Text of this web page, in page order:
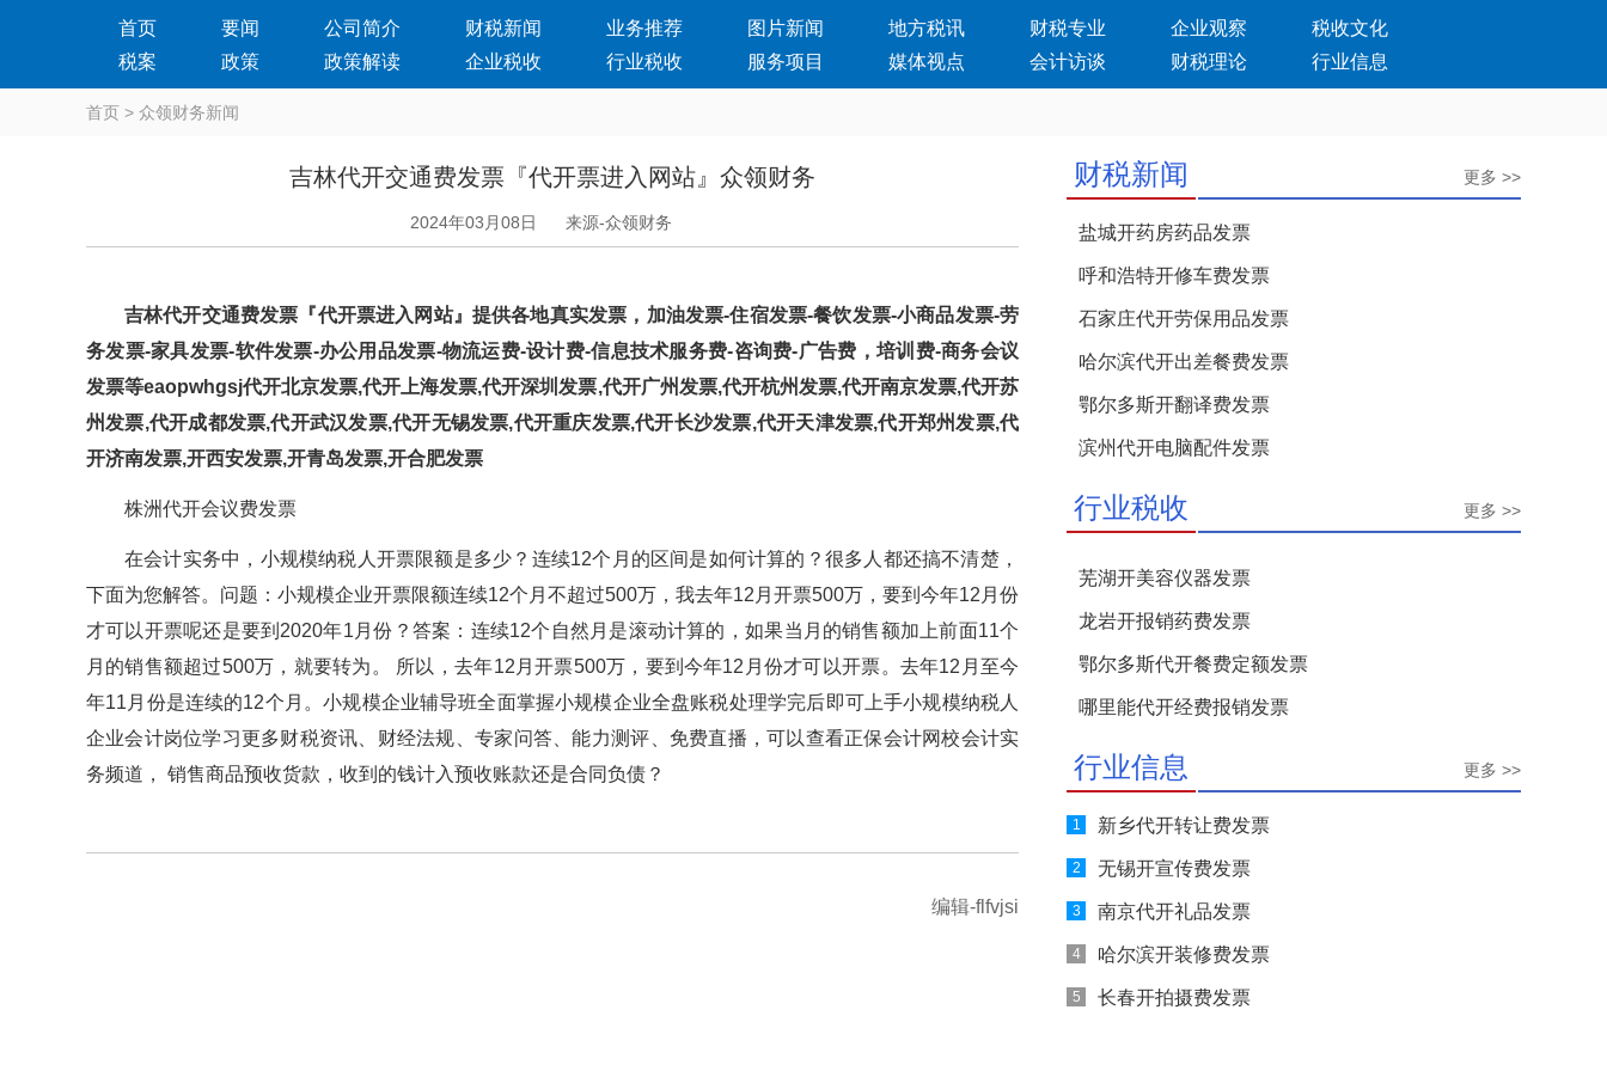
首页 要闻 公司简介 财税新闻 业务推荐 图片新闻 地方税讯 财税专业 企业观察
税收文化
税案
政策 政策解读 企业税收 行业税收 服务项目 媒体视点 会计访谈 财税理论 行业信息
首页 > 众领财务新闻
吉林代开交通费发票『代开票进入网站』众领财务
2024年03月08日 来源-众领财务
吉林代开交通费发票『代开票进入网站』提供各地真实发票，加油发票-住宿发票-餐饮发票-小商品发票-劳
务发票-家具发票-软件发票-办公用品发票-物流运费-设计费-信息技术服务费-咨询费-广告费，培训费-商务会议
发票等eaopwhgsj代开北京发票,代开上海发票,代开深圳发票,代开广州发票,代开杭州发票,代开南京发票,代开苏
州发票,代开成都发票,代开武汉发票,代开无锡发票,代开重庆发票,代开长沙发票,代开天津发票,代开郑州发票,代
开济南发票,开西安发票,开青岛发票,开合肥发票
株洲代开会议费发票
在会计实务中，小规模纳税人开票限额是多少？连续12个月的区间是如何计算的？很多人都还搞不清楚，
下面为您解答。问题：小规模企业开票限额连续12个月不超过500万，我去年12月开票500万，要到今年12月份
才可以开票呢还是要到2020年1月份？答案：连续12个自然月是滚动计算的，如果当月的销售额加上前面11个
月的销售额超过500万，就要转为。 所以，去年12月开票500万，要到今年12月份才可以开票。去年12月至今
年11月份是连续的12个月。小规模企业辅导班全面掌握小规模企业全盘账税处理学完后即可上手小规模纳税人
企业会计岗位学习更多财税资讯、财经法规、专家问答、能力测评、免费直播，可以查看正保会计网校会计实
务频道， 销售商品预收货款，收到的钱计入预收账款还是合同负债？
编辑-flfvjsi
财税新闻 更多 >>
盐城开药房药品发票
呼和浩特开修车费发票
石家庄代开劳保用品发票
哈尔滨代开出差餐费发票
鄂尔多斯开翻译费发票
滨州代开电脑配件发票
行业税收 更多 >>
芜湖开美容仪器发票
龙岩开报销药费发票
鄂尔多斯代开餐费定额发票
哪里能代开经费报销发票
行业信息 更多 >>
1 新乡代开转让费发票
2 无锡开宣传费发票
3 南京代开礼品发票
4 哈尔滨开装修费发票
5 长春开拍摄费发票